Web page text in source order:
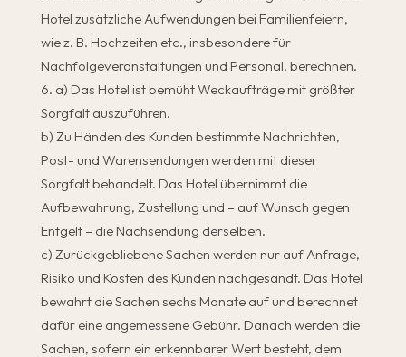
Hotel zusätzliche Aufwendungen bei Familienfeiern,
wie z. B. Hochzeiten etc., insbesondere für
Nachfolgeveranstaltungen und Personal, berechnen.
a) Das Hotel ist bemüht Weckaufträge mit größter
Sorgfalt auszuführen.
b) Zu Händen des Kunden bestimmte Nachrichten,
Post- und Warensendungen werden mit dieser
Sorgfalt behandelt. Das Hotel übernimmt die
Aufbewahrung, Zustellung und – auf Wunsch gegen
Entgelt – die Nachsendung derselben.
c) Zurückgebliebene Sachen werden nur auf Anfrage,
Risiko und Kosten des Kunden nachgesandt. Das Hotel
bewahrt die Sachen sechs Monate auf und berechnet
dafür eine angemessene Gebühr. Danach werden die
Sachen, sofern ein erkennbarer Wert besteht, dem